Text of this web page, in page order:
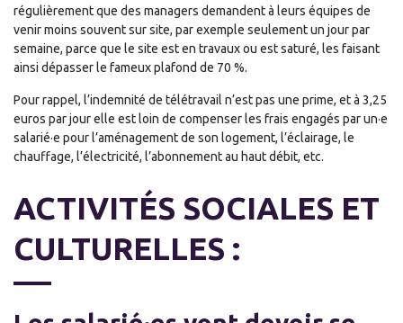
régulièrement que des managers demandent à leurs équipes de
venir moins souvent sur site, par exemple seulement un jour par
semaine, parce que le site est en travaux ou est saturé, les faisant
ainsi dépasser le fameux plafond de 70 %.
Pour rappel, l’indemnité de télétravail n’est pas une prime, et à 3,25
euros par jour elle est loin de compenser les frais engagés par un·e
salarié·e pour l’aménagement de son logement, l’éclairage, le
chauffage, l’électricité, l’abonnement au haut débit, etc.
ACTIVITÉS SOCIALES ET
CULTURELLES :